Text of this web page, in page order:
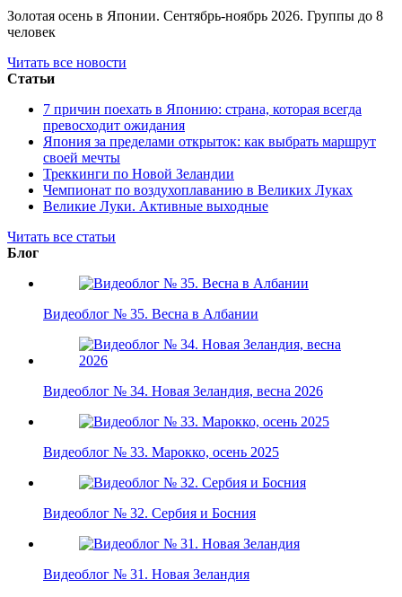
Золотая осень в Японии. Сентябрь-ноябрь 2026. Группы до 8
человек
Читать все новости
Статьи
7 причин поехать в Японию: страна, которая всегда
превосходит ожидания
Япония за пределами открыток: как выбрать маршрут
своей мечты
Треккинги по Новой Зеландии
Чемпионат по воздухоплаванию в Великих Луках
Великие Луки. Активные выходные
Читать все статьи
Блог
Видеоблог № 35. Весна в Албании
Видеоблог № 34. Новая Зеландия, весна 2026
Видеоблог № 33. Марокко, осень 2025
Видеоблог № 32. Сербия и Босния
Видеоблог № 31. Новая Зеландия